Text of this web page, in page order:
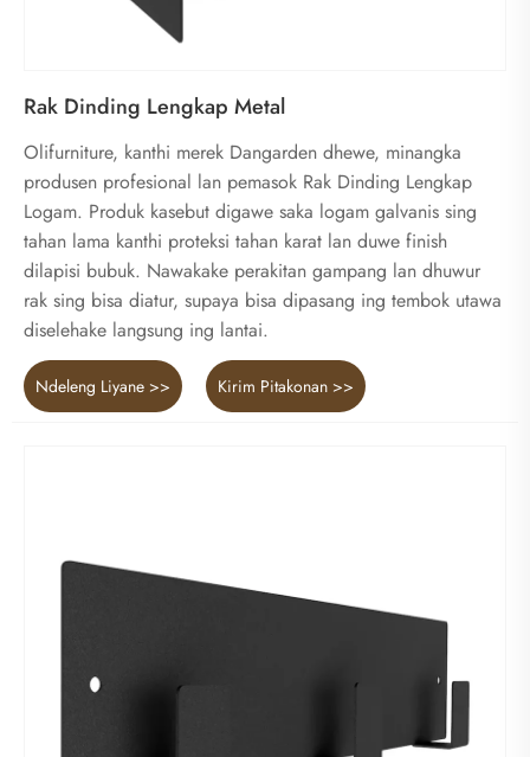
Rak Dinding Lengkap Metal
Olifurniture, kanthi merek Dangarden dhewe, minangka
produsen profesional lan pemasok Rak Dinding Lengkap
Logam. Produk kasebut digawe saka logam galvanis sing
tahan lama kanthi proteksi tahan karat lan duwe finish
dilapisi bubuk. Nawakake perakitan gampang lan dhuwur
rak sing bisa diatur, supaya bisa dipasang ing tembok utawa
diselehake langsung ing lantai.
Ndeleng Liyane >> Kirim Pitakonan >>